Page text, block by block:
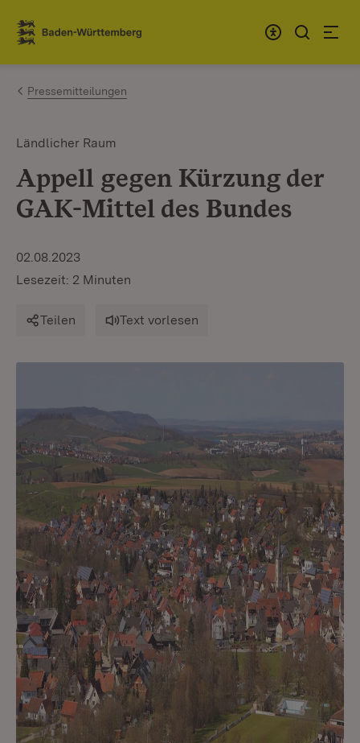
Zum Inhalt springen
Link zur Startseite
Pressemitteilungen
Ländlicher Raum
Appell gegen Kürzung der
GAK-Mittel des Bundes
02.08.2023
Lesezeit: 2 Minuten
Teilen Text vorlesen